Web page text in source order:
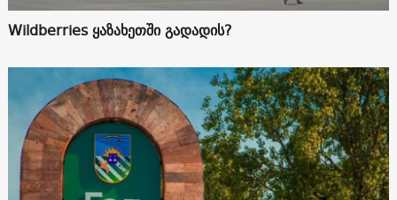
Wildberries ყაზახეთში გადადის?